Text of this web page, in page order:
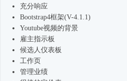
充分响应
Bootstrap4框架(V-4.1.1)
Youtube视频的背景
雇主指示板
候选人仪表板
工作页
管理业绩